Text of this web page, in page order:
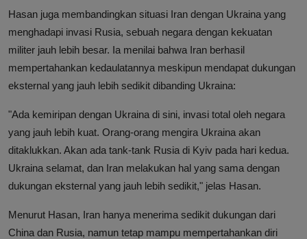
Hasan juga membandingkan situasi Iran dengan Ukraina yang
menghadapi invasi Rusia, sebuah negara dengan kekuatan
militer jauh lebih besar. Ia menilai bahwa Iran berhasil
mempertahankan kedaulatannya meskipun mendapat dukungan
eksternal yang jauh lebih sedikit dibanding Ukraina:
"Ada kemiripan dengan Ukraina di sini, invasi total oleh negara
yang jauh lebih kuat. Orang-orang mengira Ukraina akan
ditaklukkan. Akan ada tank-tank Rusia di Kyiv pada hari kedua.
Ukraina selamat, dan Iran melakukan hal yang sama dengan
dukungan eksternal yang jauh lebih sedikit," jelas Hasan.
Menurut Hasan, Iran hanya menerima sedikit dukungan dari
China dan Rusia, namun tetap mampu mempertahankan diri